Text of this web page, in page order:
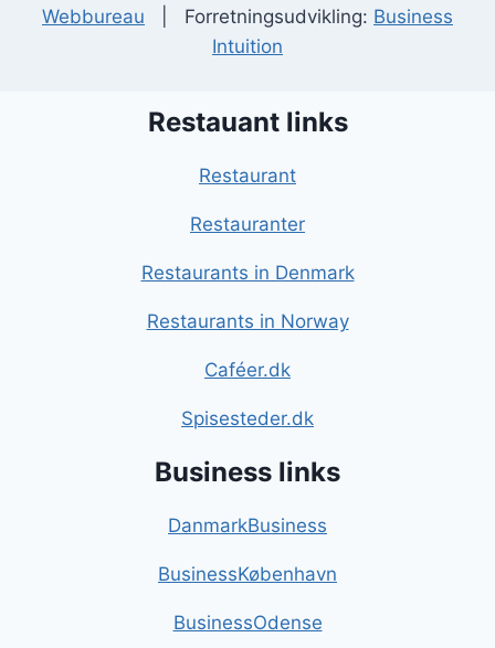
Webbureau | Forretningsudvikling: Business
Intuition
Restauant links
Restaurant
Restauranter
Restaurants in Denmark
Restaurants in Norway
Caféer.dk
Spisesteder.dk
Business links
DanmarkBusiness
BusinessKøbenhavn
BusinessOdense